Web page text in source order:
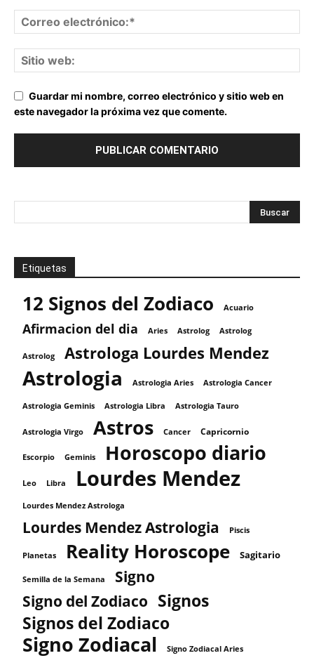
Guardar mi nombre, correo electrónico y sitio web en
este navegador la próxima vez que comente.
Etiquetas
12 Signos del Zodiaco Acuario
Afirmacion del dia Aries Astrolog Astrolog
Astrolog Astrologa Lourdes Mendez
Astrologia Astrologia Aries Astrologia Cancer
Astrologia Geminis Astrologia Libra Astrologia Tauro
Astrologia Virgo Astros Cancer Capricornio
Escorpio Geminis Horoscopo diario
Leo Libra Lourdes Mendez
Lourdes Mendez Astrologa
Lourdes Mendez Astrologia Piscis
Planetas Reality Horoscope Sagitario
Semilla de la Semana
Signo
Signo del Zodiaco Signos
Signos del Zodiaco
Signo Zodiacal Signo Zodiacal Aries